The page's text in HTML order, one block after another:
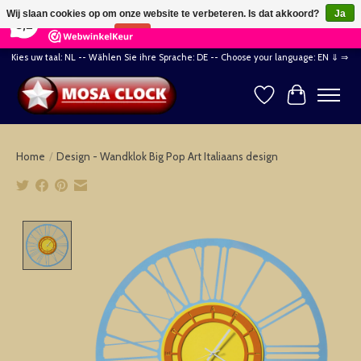
164 Reviews ×
Kies uw taal: NL -- Wählen Sie ihre Sprache: DE -- Choose your language: EN ⇓ ⇒
Verlanglijst
Home / Design - Wandklok Big Pop Art Italiaans design
Wij slaan cookies op om onze website te verbeteren. Is dat akkoord?
Ja
Nee